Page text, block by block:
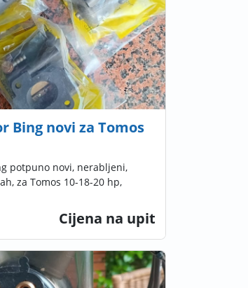
Bing novi za Tomos
potpuno novi, nerabljeni,
za Tomos 10-18-20 hp,
Cijena na upit